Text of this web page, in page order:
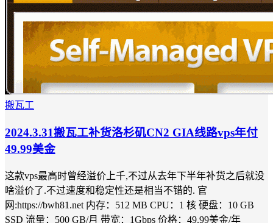
搬瓦工
2024.3.31搬瓦工补货洛杉矶CN2 GIA线路vps年付
49.99美金
这款vps最高时曾经溢价上千,不过从去年下半年补货之后就没
啥溢价了.不过速度和稳定性还是相当不错的. 官
网:https://bwh81.net 内存：512 MB CPU：1 核 硬盘：10 GB
SSD 流量：500 GB/月 带宽：1Gbps 价格：49.99美金/年